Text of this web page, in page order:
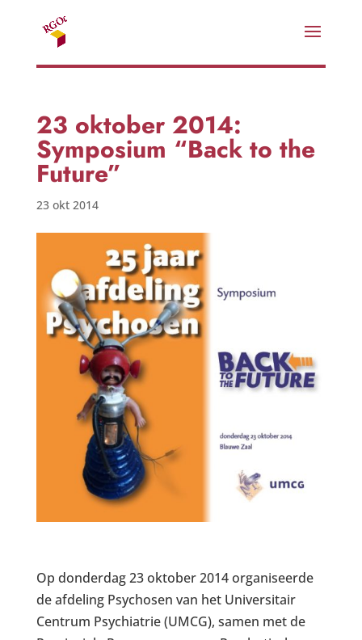
23 oktober 2014:
Symposium “Back to the
Future”
23 okt 2014
Op donderdag 23 oktober 2014 organiseerde
de afdeling Psychosen van het Universitair
Centrum Psychiatrie (UMCG), samen met de